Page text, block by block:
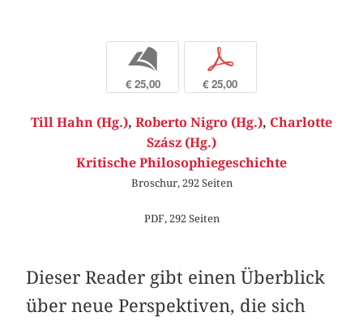
b
€ 25,00
p
€ 25,00
Till Hahn (Hg.), Roberto Nigro (Hg.), Charlotte
Szász (Hg.)
Kritische Philosophiegeschichte
Broschur, 292 Seiten
PDF, 292 Seiten
Dieser Reader gibt einen Überblick
über neue Perspektiven, die sich